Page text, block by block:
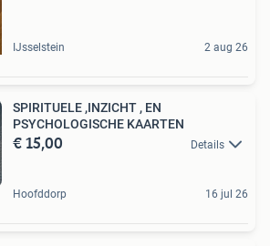
IJsselstein 2 aug 26
SPIRITUELE ,INZICHT , EN
PSYCHOLOGISCHE KAARTEN
€ 15,00 Details
Hoofddorp 16 jul 26